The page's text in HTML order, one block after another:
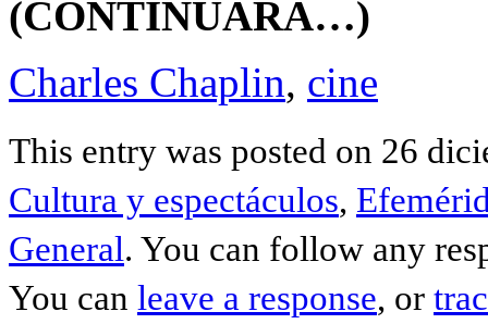
(CONTINUARÁ…)
Charles Chaplin, cine
This entry was posted on 26
Cultura y espectáculos,
General. You can follow any
You can leave a response, or